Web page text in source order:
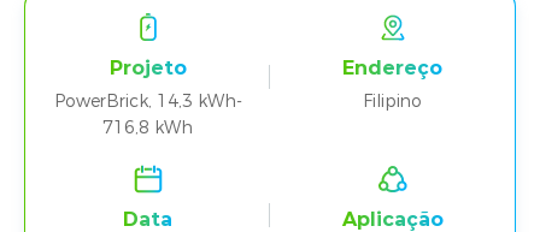
Projeto
PowerBrick, 14,3 kWh-
716,8 kWh
Endereço
Filipino
Data Aplicação